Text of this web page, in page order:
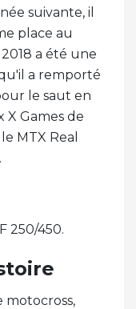
suivante, il
place au
a été une
a remporté
le saut en
Games de
MTX Real
250/450.
motocross,